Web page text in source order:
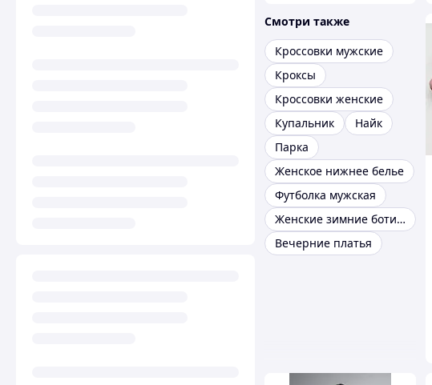
Смотри также
Кроссовки мужские
Кроксы
Кроссовки женские
Купальник
Найк
Парка
Женское нижнее белье
Футболка мужская
Женские зимние ботинки
Вечерние платья